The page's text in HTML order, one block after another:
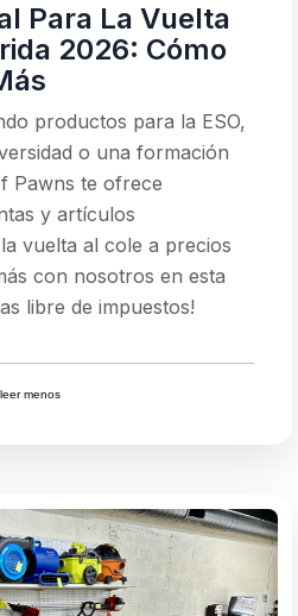
Para La Vuelta
2026: Cómo
productos para la ESO,
o una formación
Pawns te ofrece
y artículos
vuelta al cole a precios
con nosotros en esta
libre de impuestos!
leer menos